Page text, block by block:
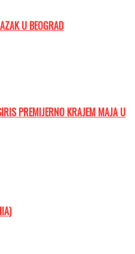
U BEOGRAD
PREMIJERNO KRAJEM MAJA U